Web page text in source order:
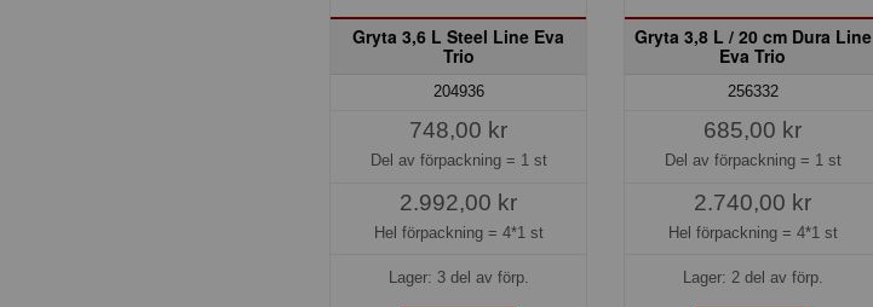
Gryta 3,6 L Steel Line Eva
Trio
204936
748,00 kr
Del av förpackning = 1 st
2.992,00 kr
Hel förpackning = 4*1 st
Lager: 3 del av förp.
Gryta 3,8 L / 20 cm Dura Line
Eva Trio
256332
685,00 kr
Del av förpackning = 1 st
2.740,00 kr
Hel förpackning = 4*1 st
Lager: 2 del av förp.